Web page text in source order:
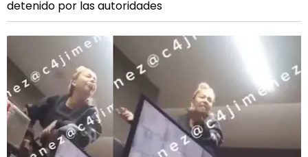
detenido por las autoridades